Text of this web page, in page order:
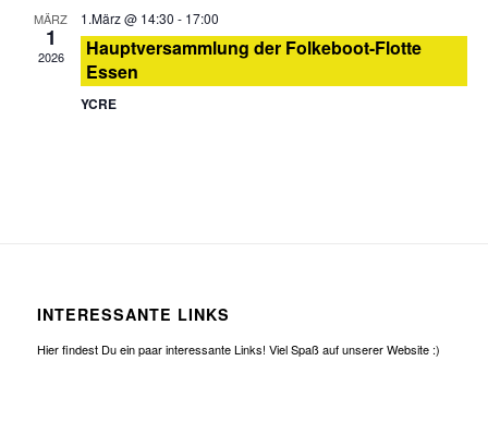
MÄRZ
1
2026
1.März @ 14:30 - 17:00
Hauptversammlung der Folkeboot-Flotte
Essen
YCRE
INTERESSANTE LINKS
Hier findest Du ein paar interessante Links! Viel Spaß auf unserer Website :)